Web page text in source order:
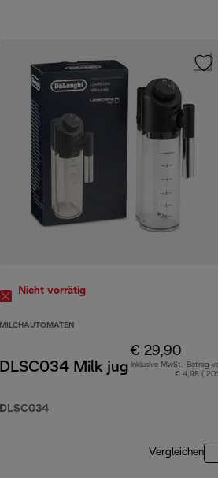
Nicht vorrätig
MILCHAUTOMATEN
DLSC034 Milk jug
DLSC034
€ 29,90
Inklusive MwSt.-Betrag
€ 4,98 (
Vergleichen